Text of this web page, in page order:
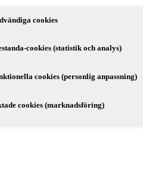
(International Accounting
IAS 12, som behandlar
inkomstskatter, till följd av
medföra att ett temporärt
skatter kopplade till att Pillar
när Pillar II reglerna är antagna,
principbaserade upplysningar att
i vilken mån företaget påverkas
inga upplysningar lämnas i
2023, vilket innebär att för de
Pillar II kommer upplysningar
för räkenskapsåret 2023.
till följd av
EU godkänt
cookies
cookies (statistik och analys)
cookies (personlig anpassning)
cookies (marknadsföring)